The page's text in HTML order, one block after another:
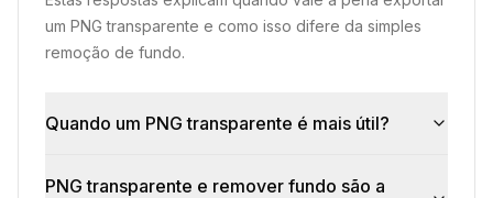
um PNG transparente e como isso difere da simples
remoção de fundo.
Quando um PNG transparente é mais útil?
PNG transparente e remover fundo são a